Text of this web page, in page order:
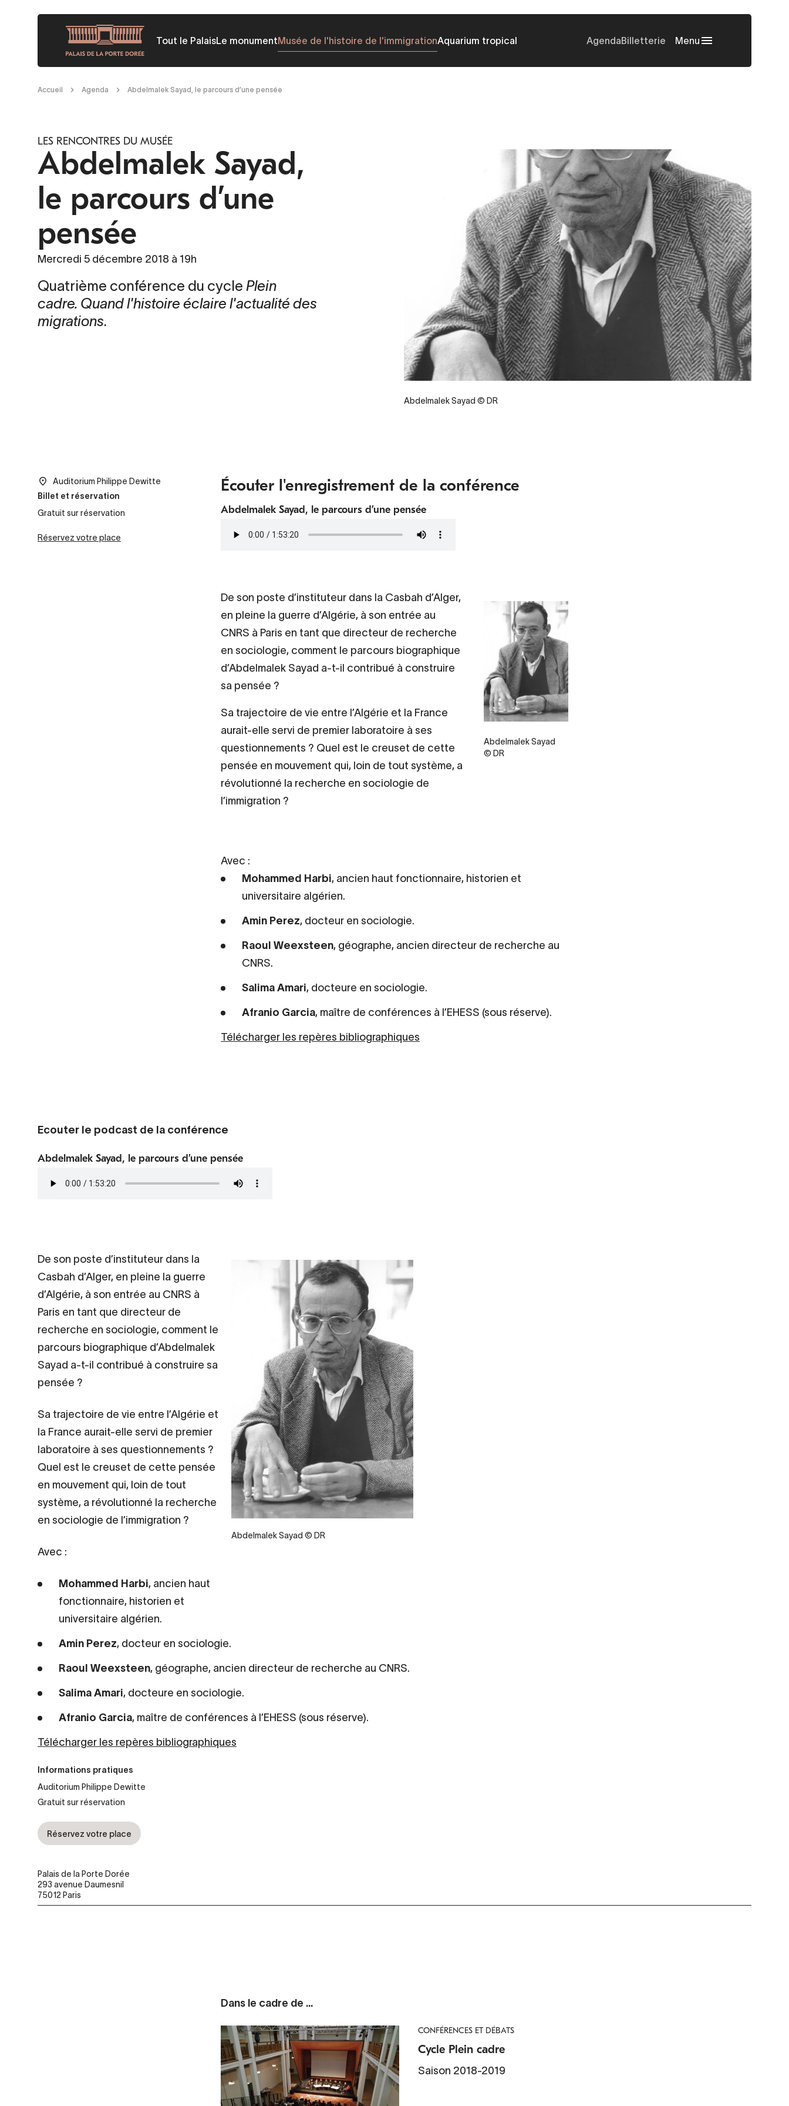
principal
Tout le PalaisLe monumentMusée de l'histoire de l'immigrationAquarium tropical AgendaBilletterie Menu
Fil
Accueil Agenda Abdelmalek Sayad, le parcours d’une pensée
LES RENCONTRES DU MUSÉE
Abdelmalek Sayad,
le parcours d’une
pensée
Mercredi 5 décembre 2018 à 19h
Quatrième conférence du cycle Plein
cadre. Quand l'histoire éclaire l'actualité des
migrations.
Abdelmalek Sayad © DR
Auditorium Philippe Dewitte
Billet et réservation
Gratuit sur réservation
Réservez votre place
Écouter l'enregistrement de la conférence
Abdelmalek Sayad, le parcours d’une pensée
Legende
Abdelmalek Sayad
© DR
De son poste d’instituteur dans la Casbah d’Alger,
en pleine la guerre d’Algérie, à son entrée au
CNRS à Paris en tant que directeur de recherche
en sociologie, comment le parcours biographique
d’Abdelmalek Sayad a-t-il contribué à construire
sa pensée ?
Sa trajectoire de vie entre l’Algérie et la France
aurait-elle servi de premier laboratoire à ses
questionnements ? Quel est le creuset de cette
pensée en mouvement qui, loin de tout système, a
révolutionné la recherche en sociologie de
l’immigration ?
Avec :
Mohammed Harbi, ancien haut fonctionnaire, historien et
universitaire algérien.
Amin Perez, docteur en sociologie.
Raoul Weexsteen, géographe, ancien directeur de recherche au
CNRS.
Salima Amari, docteure en sociologie.
Afranio Garcia, maître de conférences à l’EHESS (sous réserve).
Télécharger les repères bibliographiques
Contenu
Ecouter le podcast de la conférence
Abdelmalek Sayad, le parcours d’une pensée
Legende
Abdelmalek Sayad © DR
De son poste d’instituteur dans la
Casbah d’Alger, en pleine la guerre
d’Algérie, à son entrée au CNRS à
Paris en tant que directeur de
recherche en sociologie, comment le
parcours biographique d’Abdelmalek
Sayad a-t-il contribué à construire sa
pensée ?
Sa trajectoire de vie entre l’Algérie et
la France aurait-elle servi de premier
laboratoire à ses questionnements ?
Quel est le creuset de cette pensée
en mouvement qui, loin de tout
système, a révolutionné la recherche
en sociologie de l’immigration ?
Avec :
Mohammed Harbi, ancien haut
fonctionnaire, historien et
universitaire algérien.
Amin Perez, docteur en sociologie.
Raoul Weexsteen, géographe, ancien directeur de recherche au CNRS.
Salima Amari, docteure en sociologie.
Afranio Garcia, maître de conférences à l’EHESS (sous réserve).
Télécharger les repères bibliographiques
Informations pratiques
Auditorium Philippe Dewitte
Gratuit sur réservation
Réservez votre place
Palais de la Porte Dorée
293 avenue Daumesnil
75012 Paris
Dans le cadre de ...
CONFÉRENCES ET DÉBATS
Cycle Plein cadre
Saison 2018-2019